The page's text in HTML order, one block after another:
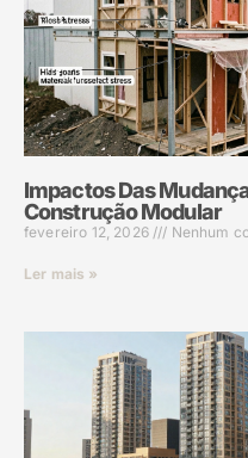
Impactos Das
Construção Modular
fevereiro 12, 2026 Nenhum
Ler mais »